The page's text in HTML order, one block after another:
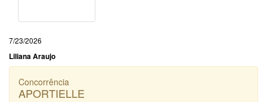
7/23/2026
Liliana Araujo
Concorrência
APORTIELLE